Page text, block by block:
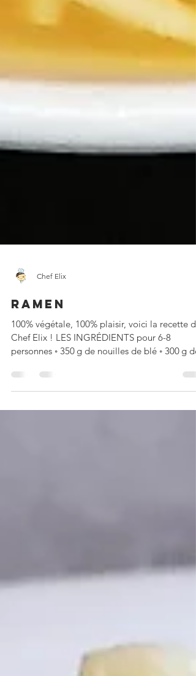
Chef Elix
RAMEN
100% végétale, 100% plaisir, voici la recette de
personnes ◦ 350 g de nouilles de blé ◦ 300 g